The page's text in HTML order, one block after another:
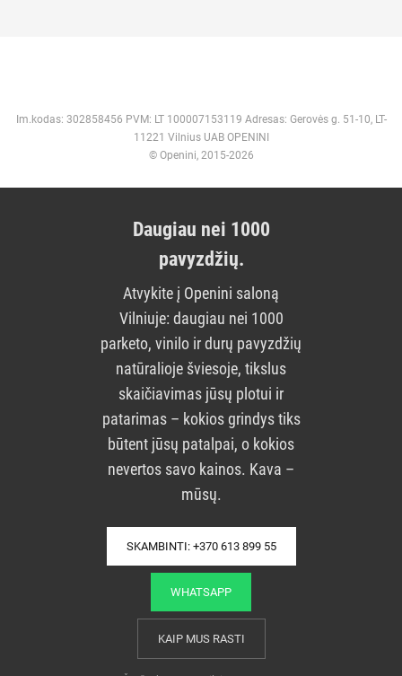
Im.kodas: 302858456 PVM: LT 100007153119 Adresas: Gerovės g. 51-10, LT-
11221 Vilnius UAB OPENINI
© Openini, 2015-2026
Daugiau nei 1000
pavyzdžių.
Atvykite į Openini saloną
Vilniuje: daugiau nei 1000
parketo, vinilo ir durų pavyzdžių
natūralioje šviesoje, tikslus
skaičiavimas jūsų plotui ir
patarimas – kokios grindys tiks
būtent jūsų patalpai, o kokios
nevertos savo kainos. Kava –
mūsų.
SKAMBINTI: +370 613 899 55
WHATSAPP
KAIP MUS RASTI